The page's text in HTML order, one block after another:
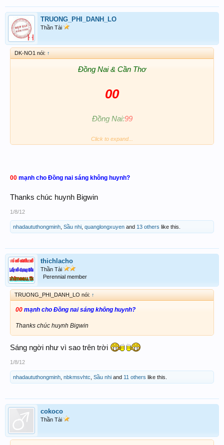
TRUONG_PHI_DANH_LO
Thần Tài
DK-NO1 nói: ↑
Đồng Nai & Cần Thơ
00
Đồng Nai:99
Cần Thơ: 93
Click to expand...
00 mạnh cho Đồng nai sáng không huynh?
Thanks chúc huynh Bigwin
1/8/12
nhadaututhongminh Sầu nhi quanglongxuyen and 13 others like this.
thichlacho
Thần Tài
Perennial member
TRUONG_PHI_DANH_LO nói: ↑
00 mạnh cho Đồng nai sáng không huynh?
Thanks chúc huynh Bigwin
Sáng ngời như vì sao trên trời
1/8/12
nhadaututhongminh nbkmsvhtc Sầu nhi and 11 others like this.
cokoco
Thần Tài